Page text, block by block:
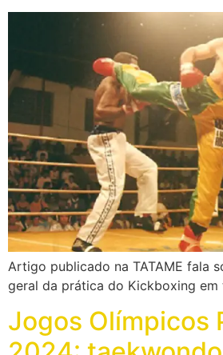
Artigo publicado na TATAME fala
geral da prática do Kickboxing
Jogos Olímpicos